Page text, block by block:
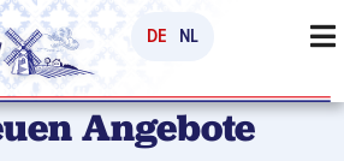
DE NL
regelmäßig
Angebote